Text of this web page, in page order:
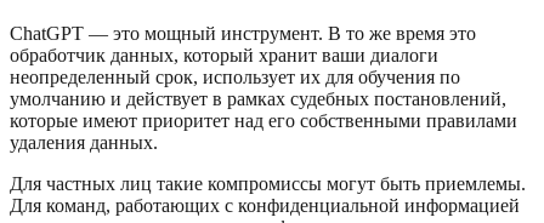
ChatGPT — это мощный инструмент. В то же время это
обработчик данных, который хранит ваши диалоги
неопределенный срок, использует их для обучения по
умолчанию и действует в рамках судебных постановлений,
которые имеют приоритет над его собственными правилами
удаления данных.
Для частных лиц такие компромиссы могут быть приемлемы.
Для команд, работающих с конфиденциальной информацией